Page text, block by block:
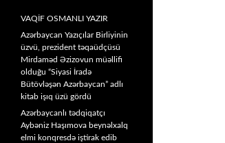
VAQİF OSMANLI YAZIR
Azərbaycan Yazıçılar Birliyinin
üzvü, prezident təqaüdçüsü
Mirdaməd Əzizovun müəllifi
olduğu “Siyasi İradə
Bütövləşən Azərbaycan” adlı
kitab işıq üzü gördü
Azərbaycanlı tədqiqatçı
Aybəniz Haşımova beynəlxalq
elmi konqresdə iştirak edib